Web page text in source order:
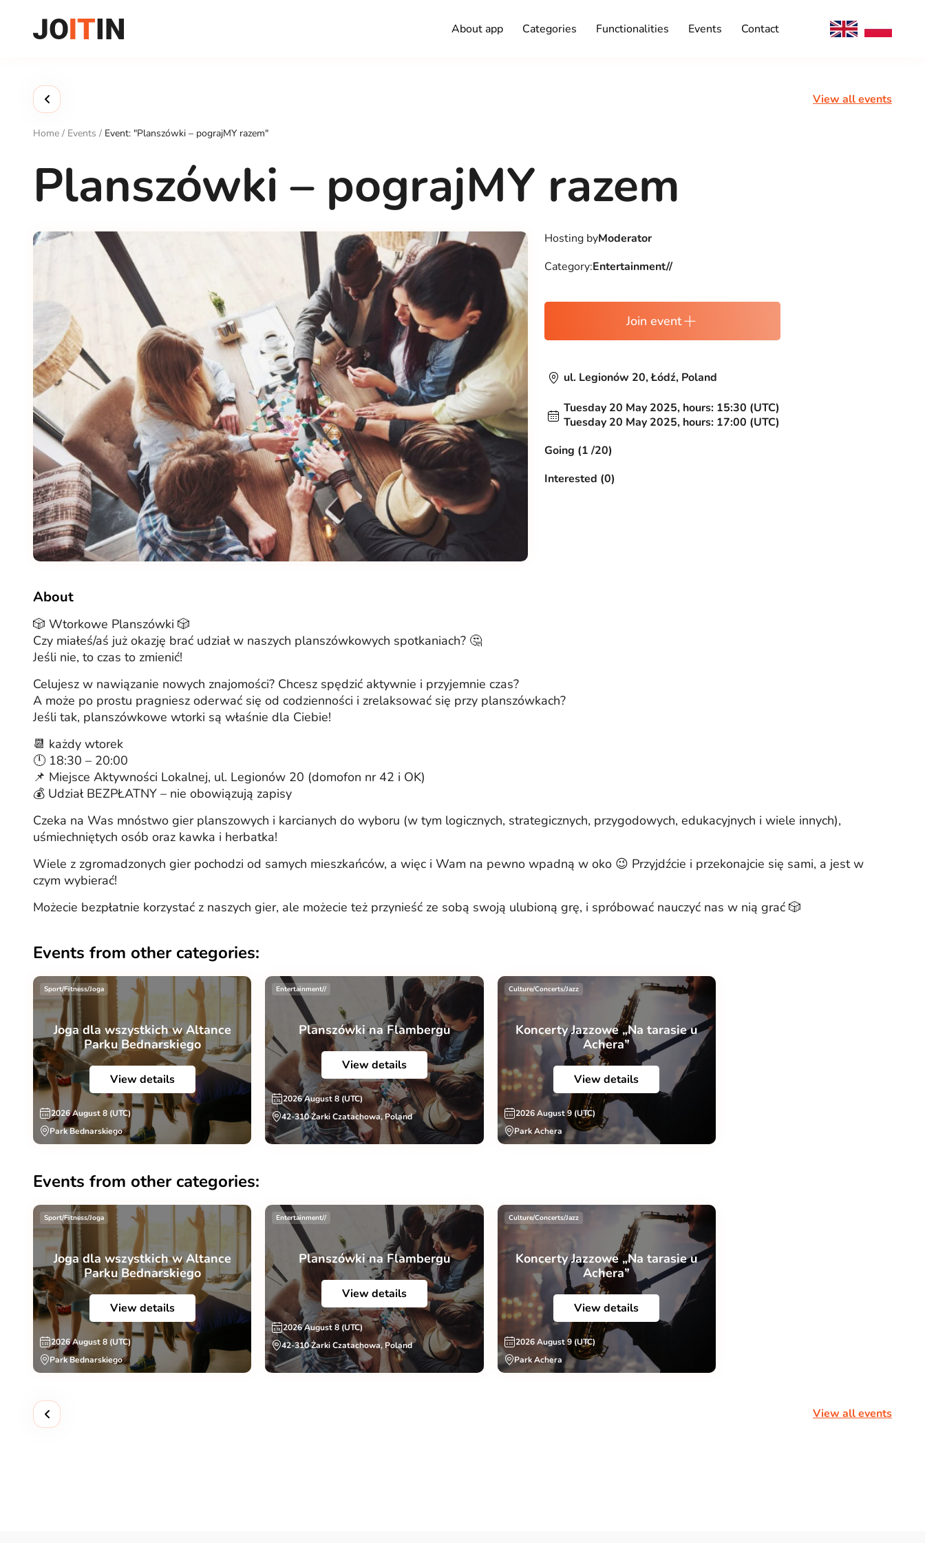
content
About app Categories Functionalities Events Contact
View all events
Home / Events / Event: "Planszówki – pograjMY razem"
Planszówki – pograjMY razem
Hosting byModerator
Category:Entertainment//
Join event
ul. Legionów 20, Łódź, Poland
Tuesday 20 May 2025, hours: 15:30 (UTC)
Tuesday 20 May 2025, hours: 17:00 (UTC)
Going (1 /20)
Interested (0)
About
🎲 Wtorkowe Planszówki 🎲
Czy miałeś/aś już okazję brać udział w naszych planszówkowych spotkaniach? 🤔
Jeśli nie, to czas to zmienić!
Celujesz w nawiązanie nowych znajomości? Chcesz spędzić aktywnie i przyjemnie czas?
A może po prostu pragniesz oderwać się od codzienności i zrelaksować się przy planszówkach?
Jeśli tak, planszówkowe wtorki są właśnie dla Ciebie!
📆 każdy wtorek
🕛 18:30 – 20:00
📌 Miejsce Aktywności Lokalnej, ul. Legionów 20 (domofon nr 42 i OK)
💰 Udział BEZPŁATNY – nie obowiązują zapisy
Czeka na Was mnóstwo gier planszowych i karcianych do wyboru (w tym logicznych, strategicznych, przygodowych, edukacyjnych i wiele innych),
uśmiechniętych osób oraz kawka i herbatka!
Wiele z zgromadzonych gier pochodzi od samych mieszkańców, a więc i Wam na pewno wpadną w oko 😉 Przyjdźcie i przekonajcie się sami, a jest w
czym wybierać!
Możecie bezpłatnie korzystać z naszych gier, ale możecie też przynieść ze sobą swoją ulubioną grę, i spróbować nauczyć nas w nią grać 🎲
Events from other categories:
Sport/Fitness/Joga
Joga dla wszystkich w Altance
Parku Bednarskiego
View details
2026 August 8 (UTC)
Park Bednarskiego
Entertainment//
Planszówki na Flambergu
View details
2026 August 8 (UTC)
42-310 Żarki Czatachowa, Poland
Culture/Concerts/Jazz
Koncerty Jazzowe „Na tarasie u
Achera”
View details
2026 August 9 (UTC)
Park Achera
Events from other categories:
Sport/Fitness/Joga
Joga dla wszystkich w Altance
Parku Bednarskiego
View details
2026 August 8 (UTC)
Park Bednarskiego
Entertainment//
Planszówki na Flambergu
View details
2026 August 8 (UTC)
42-310 Żarki Czatachowa, Poland
Culture/Concerts/Jazz
Koncerty Jazzowe „Na tarasie u
Achera”
View details
2026 August 9 (UTC)
Park Achera
View all events